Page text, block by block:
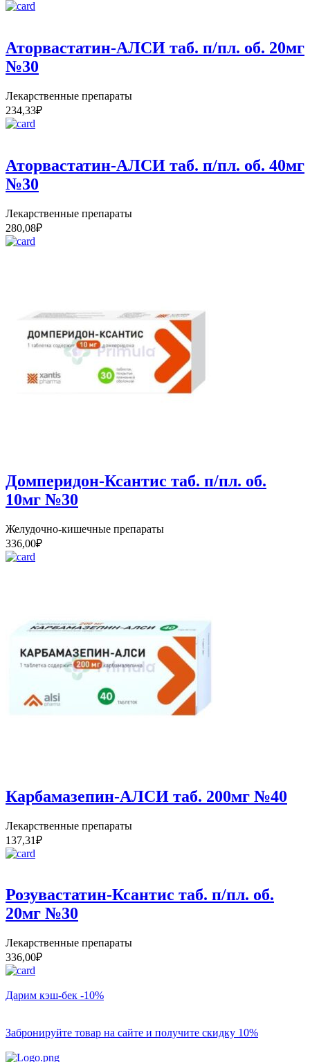
Аторвастатин-АЛСИ таб. п/пл. об. 20мг
№30
Лекарственные препараты
234,33₽
Аторвастатин-АЛСИ таб. п/пл. об. 40мг
№30
Лекарственные препараты
280,08₽
Домперидон-Ксантис таб. п/пл. об.
10мг №30
Желудочно-кишечные препараты
336,00₽
Карбамазепин-АЛСИ таб. 200мг №40
Лекарственные препараты
137,31₽
Розувастатин-Ксантис таб. п/пл. об.
20мг №30
Лекарственные препараты
336,00₽
Дарим кэш-бек -10%
Забронируйте товар на сайте и получите скидку 10%